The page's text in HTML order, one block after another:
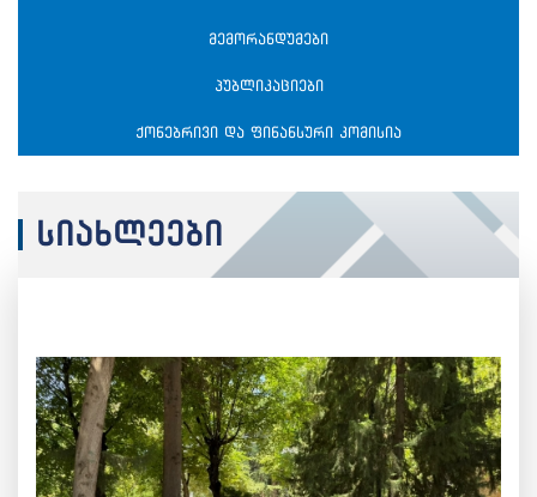
მემორანდუმები
პუბლიკაციები
ქონებრივი და ფინანსური კომისია
სიახლეები